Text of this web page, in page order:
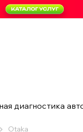
диагностика
Otaka